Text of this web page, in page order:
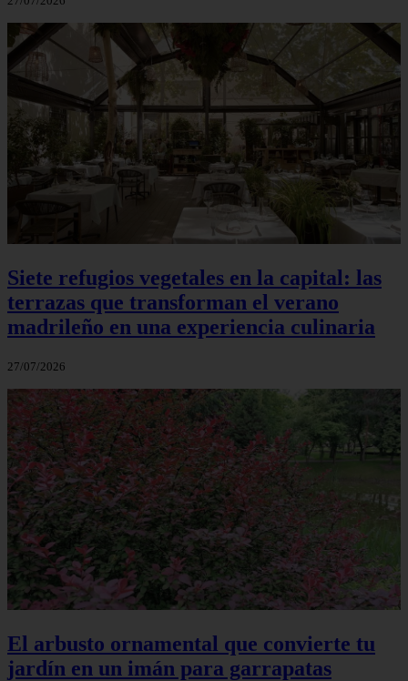
Siete refugios vegetales en la capital: las
terrazas que transforman el verano
madrileño en una experiencia culinaria
27/07/2026
El arbusto ornamental que convierte tu
jardín en un imán para garrapatas